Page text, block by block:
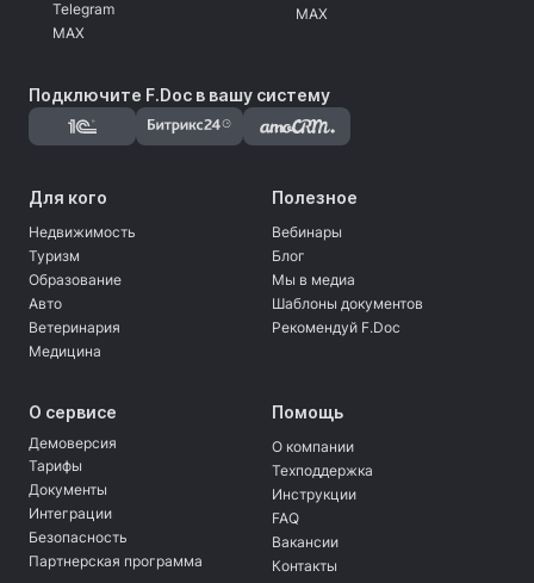
Подключите F.Doc в вашу систему
Telegram
MAX
MAX
Для кого
Недвижимость
Туризм
Образование
Авто
Ветеринария
Медицина
Полезное
Вебинары
Блог
Мы в медиа
Шаблоны документов
Рекомендуй F.Doc
О сервисе
Демоверсия
Тарифы
Документы
Интеграции
Безопасность
Партнерская программа
Помощь
О компании
Техподдержка
Инструкции
FAQ
Вакансии
Контакты